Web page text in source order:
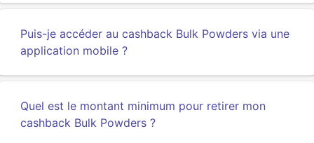
Puis-je accéder au cashback Bulk Powders via une
application mobile ?
Quel est le montant minimum pour retirer mon
cashback Bulk Powders ?